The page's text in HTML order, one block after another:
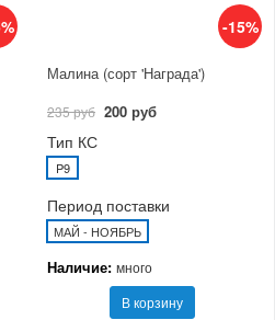
-15%
Малина (сорт 'Награда')
235 руб 200 руб
Тип КС
P9
Период поставки
МАЙ - НОЯБРЬ
Наличие: много
В корзину